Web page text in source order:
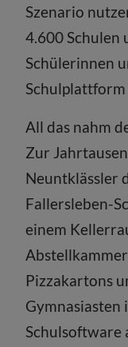
Szenario
4.600 Schulen
Schülerinnen
Schulplattform
All das nahm
Zur
Neuntklässler
Fallersleben-
einem
Pizzakartons
Gymnasiasten
Schulsoftware